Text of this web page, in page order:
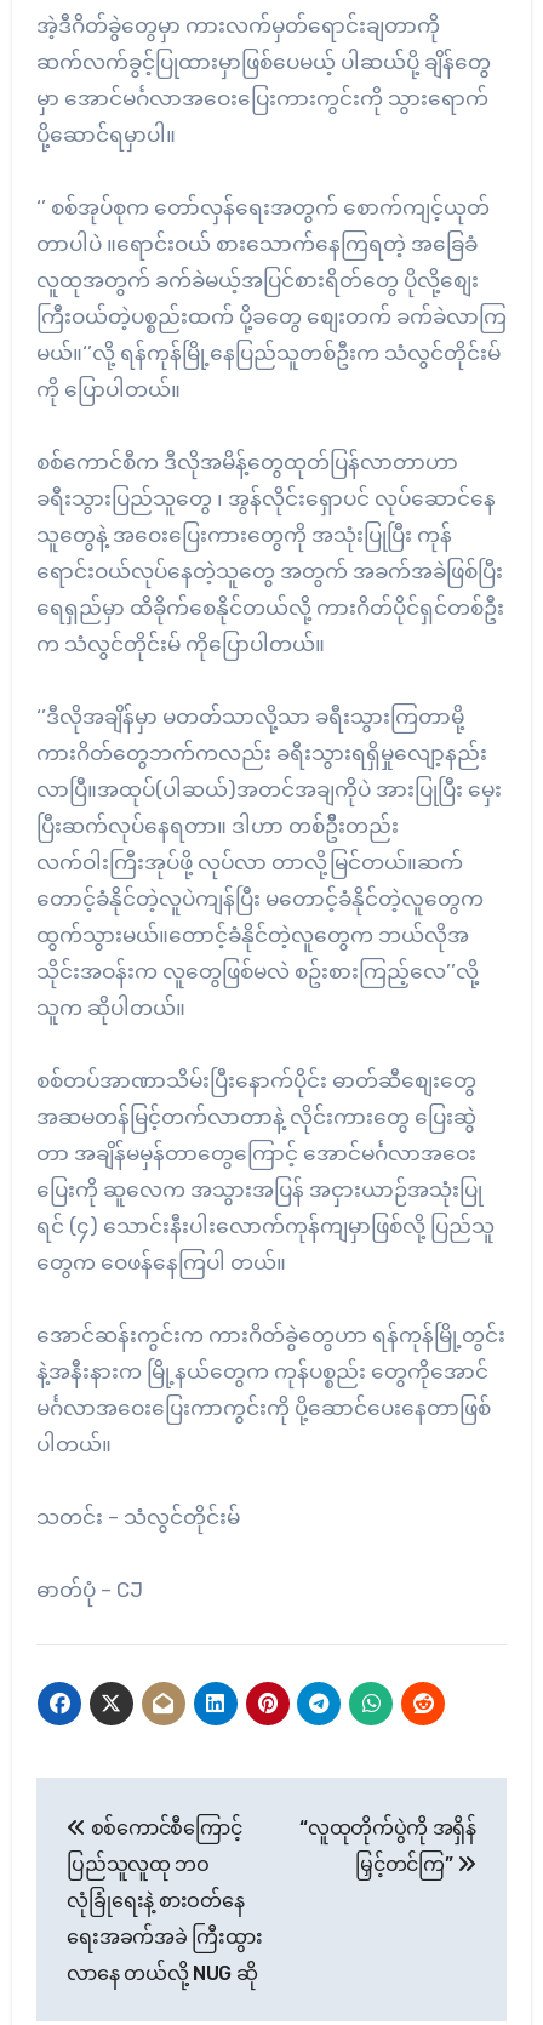
အဲ့ဒီဂိတ်ခွဲတွေမှာ ကားလက်မှတ်ရောင်းချတာကို
ဆက်လက်ခွင့်ပြုထားမှာဖြစ်ပေမယ့် ပါဆယ်ပို့ ချိန်တွေ
မှာ အောင်မင်္ဂလာအဝေးပြေးကားကွင်းကို သွားရောက်
ပို့ဆောင်ရမှာပါ။
‘’ စစ်အုပ်စုက တော်လှန်ရေးအတွက် စောက်ကျင့်ယုတ်
တာပါပဲ ။ရောင်းဝယ် စားသောက်နေကြရတဲ့ အခြေခံ
လူထုအတွက် ခက်ခဲမယ့်အပြင်စားရိတ်တွေ ပိုလို့စျေး
ကြီးဝယ်တဲ့ပစ္စည်းထက် ပို့ခတွေ စျေးတက် ခက်ခဲလာကြ
မယ်။‘’လို့ ရန်ကုန်မြို့နေပြည်သူတစ်ဦးက သံလွင်တိုင်းမ်
ကို ပြောပါတယ်။
စစ်ကောင်စီက ဒီလိုအမိန့်တွေထုတ်ပြန်လာတာဟာ
ခရီးသွားပြည်သူတွေ ၊ အွန်လိုင်းရှောပင် လုပ်ဆောင်နေ
သူတွေနဲ့ အဝေးပြေးကားတွေကို အသုံးပြုပြီး ကုန်
ရောင်းဝယ်လုပ်နေတဲ့သူတွေ အတွက် အခက်အခဲဖြစ်ပြီး
ရေရှည်မှာ ထိခိုက်စေနိုင်တယ်လို့ ကားဂိတ်ပိုင်ရှင်တစ်ဦး
က သံလွင်တိုင်းမ် ကိုပြောပါတယ်။
‘’ဒီလိုအချိန်မှာ မတတ်သာလို့သာ ခရီးသွားကြတာမို့
ကားဂိတ်တွေဘက်ကလည်း ခရီးသွားရရှိမှုလျော့နည်း
လာပြီ။အထုပ်(ပါဆယ်)အတင်အချကိုပဲ အားပြုပြီး မှေး
ပြီးဆက်လုပ်နေရတာ။ ဒါဟာ တစ်ဥိိီးတည်း
လက်ဝါးကြီးအုပ်ဖို့ လုပ်လာ တာလို့မြင်တယ်။ဆက်
တောင့်ခံနိုင်တဲ့လူပဲကျန်ပြီး မတောင့်ခံနိုင်တဲ့လူတွေက
ထွက်သွားမယ်။တောင့်ခံနိုင်တဲ့လူတွေက ဘယ်လိုအ
သိုင်းအဝန်းက လူတွေဖြစ်မလဲ စဥ်းစားကြည့်လေ’’လို့
သူက ဆိုပါတယ်။
စစ်တပ်အာဏာသိမ်းပြီးနောက်ပိုင်း ဓာတ်ဆီစျေးတွေ
အဆမတန်မြင့်တက်လာတာနဲ့ လိုင်းကားတွေ ပြေးဆွဲ
တာ အချိန်မမှန်တာတွေကြောင့် အောင်မင်္ဂလာအဝေး
ပြေးကို ဆူလေက အသွားအပြန် အငှားယာဉ်အသုံးပြု
ရင် (၄) သောင်းနီးပါးလောက်ကုန်ကျမှာဖြစ်လို့ ပြည်သူ
တွေက ဝေဖန်နေကြပါ တယ်။
အောင်ဆန်းကွင်းက ကားဂိတ်ခွဲတွေဟာ ရန်ကုန်မြို့တွင်း
နဲ့အနီးနားက မြို့နယ်တွေက ကုန်ပစ္စည်း တွေကိုအောင်
မင်္ဂလာအဝေးပြေးကာကွင်းကို ပို့ဆောင်ပေးနေတာဖြစ်
ပါတယ်။
သတင်း – သံလွင်တိုင်းမ်
ဓာတ်ပုံ – CJ
navigation
စစ်ကောင်စီကြောင့်
ပြည်သူလူထု ဘဝ
လုံခြုံရေးနဲ့ စားဝတ်နေ
ရေးအခက်အခဲ ကြီးထွား
လာနေ တယ်လို့ NUG ဆို
“လူထုတိုက်ပွဲကို အရှိန်
မြှင့်တင်ကြ”